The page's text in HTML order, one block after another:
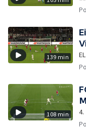
139 min
108 min